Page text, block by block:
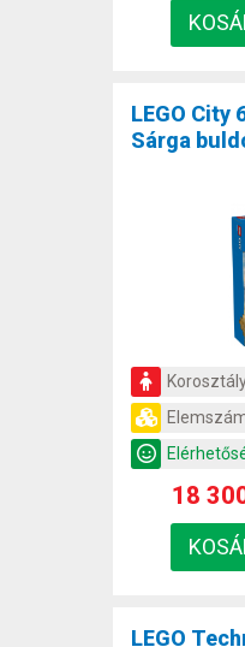
LEGO City
Sárga
18
LEGO